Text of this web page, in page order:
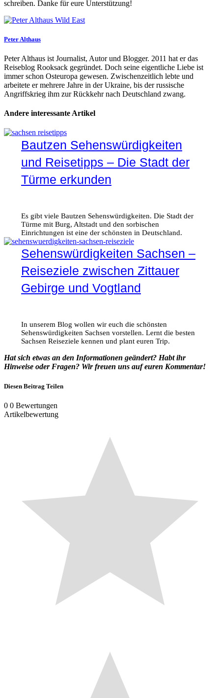
schreiben. Danke für eure Unterstützung!
Peter Althaus
Peter Althaus ist Journalist, Autor und Blogger. 2011 hat er das
Reiseblog Rooksack gegründet. Doch seine eigentliche Liebe ist
immer schon Osteuropa gewesen. Zwischenzeitlich lebte und
arbeitete er mehrere Jahre in der Ukraine, bis der russische
Angriffskrieg ihm zur Rückkehr nach Deutschland zwang.
Andere interessante Artikel
Bautzen Sehenswürdigkeiten
und Reisetipps – Die Stadt der
Türme erkunden
Es gibt viele Bautzen Sehenswürdigkeiten. Die Stadt der
Türme mit Burg, Altstadt und den sorbischen
Einrichtungen ist eine der schönsten in Deutschland.
Sehenswürdigkeiten Sachsen –
Reiseziele zwischen Zittauer
Gebirge und Vogtland
In unserem Blog wollen wir euch die schönsten
Sehenswürdigkeiten Sachsen vorstellen. Lernt die besten
Sachsen Reiseziele kennen und plant euren Trip.
Hat sich etwas an den Informationen geändert? Habt ihr
Hinweise oder Fragen? Wir freuen uns auf euren Kommentar!
Diesen Beitrag Teilen
0 0 Bewertungen
Artikelbewertung